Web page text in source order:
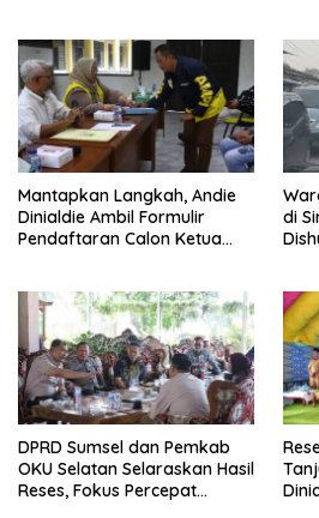
Mantapkan Langkah, Andie
Dinialdie Ambil Formulir
Pendaftaran Calon Ketua
di
DPRD Sumsel dan Pemkab
OKU Selatan Selaraskan Hasil
Reses, Fokus Percepat